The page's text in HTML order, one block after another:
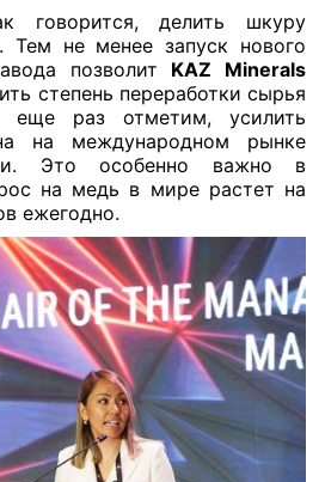
говорится, делить шкуру
Тем не менее запуск нового
позволит KAZ Minerals
степень переработки сырья
еще раз отметим, усилить
на международном рынке
Это особенно важно в
на медь в мире растет на
ежегодно.